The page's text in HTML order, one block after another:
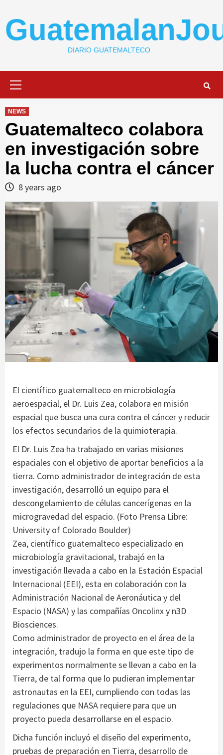
content
DIARIO GUATEMALTECO
NEWS
Guatemalteco colabora
en investigación sobre
la lucha contra el cáncer
8 years ago
El científico guatemalteco en microbiología
aeroespacial, el Dr. Luis Zea, colabora en misión
espacial que busca una cura contra el cáncer y reducir
los efectos secundarios de la quimioterapia.
El Dr. Luis Zea ha trabajado en varias misiones
espaciales con el objetivo de aportar beneficios a la
tierra. Como administrador de integración de esta
investigación, desarrolló un equipo para el
descongelamiento de células cancerígenas en la
microgravedad del espacio. (Foto Prensa Libre:
University of Colorado Boulder)
Zea, científico guatemalteco especializado en
microbiología gravitacional, trabajó en la
investigación llevada a cabo en la Estación Espacial
Internacional (EEI), esta en colaboración con la
Administración Nacional de Aeronáutica y del
Espacio (NASA) y las compañías Oncolinx y n3D
Biosciences.
Como administrador de proyecto en el área de la
integración, tradujo la forma en que este tipo de
experimentos normalmente se llevan a cabo en la
Tierra, de tal forma que lo pudieran implementar
astronautas en la EEI, cumpliendo con todas las
regulaciones que NASA requiere para que un
proyecto pueda desarrollarse en el espacio.
Dicha función incluyó el diseño del experimento,
pruebas de preparación en Tierra, desarrollo de